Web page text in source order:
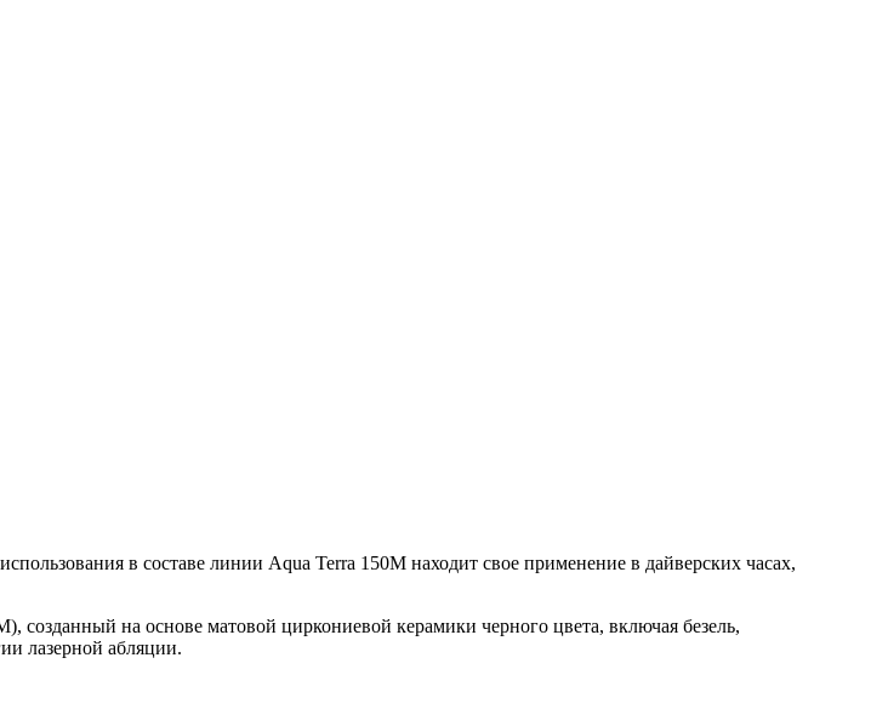
в составе линии Aqua Terra 150M находит свое применение в дайверских часах,
на основе матовой циркониевой керамики черного цвета, включая безель,
лазерной абляции.